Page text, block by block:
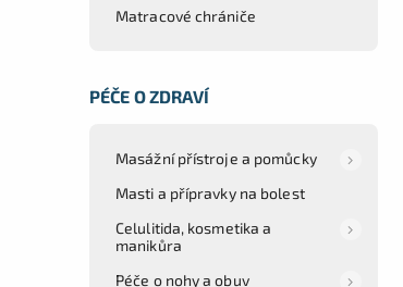
Matracové chrániče
PÉČE O ZDRAVÍ
Masážní přístroje a pomůcky
Masti a přípravky na bolest
Celulitida, kosmetika a
manikůra
Péče o nohy a obuv